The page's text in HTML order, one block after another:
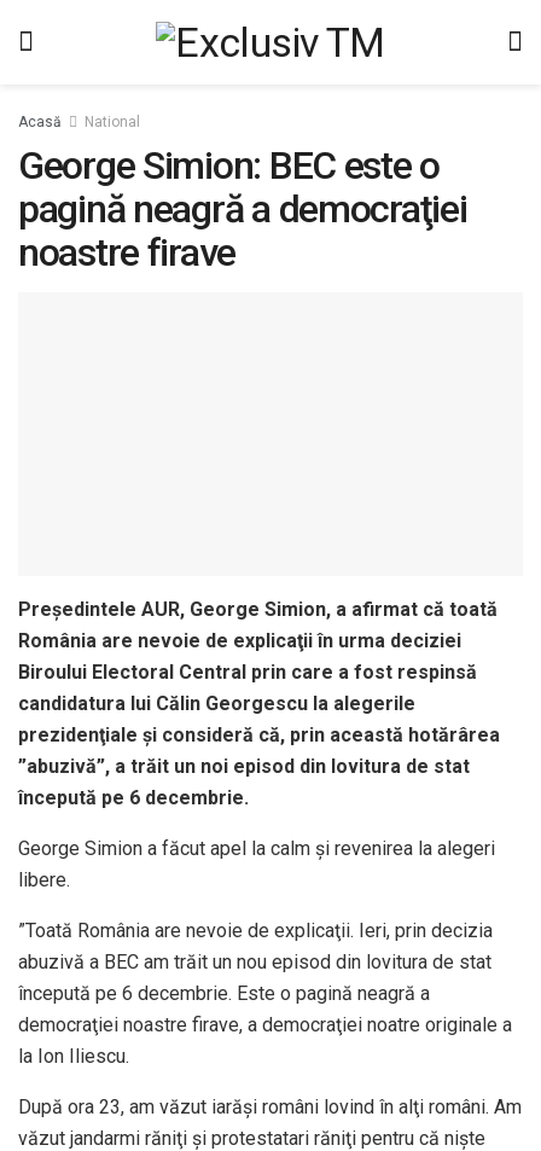
Acasă National
George Simion: BEC este o
pagină neagră a democraţiei
noastre firave
Preşedintele AUR, George Simion, a afirmat că toată
România are nevoie de explicaţii în urma deciziei
Biroului Electoral Central prin care a fost respinsă
candidatura lui Călin Georgescu la alegerile
prezidenţiale şi consideră că, prin această hotărârea
”abuzivă”, a trăit un noi episod din lovitura de stat
începută pe 6 decembrie.
George Simion a făcut apel la calm şi revenirea la alegeri
libere.
”Toată România are nevoie de explicaţii. Ieri, prin decizia
abuzivă a BEC am trăit un nou episod din lovitura de stat
începută pe 6 decembrie. Este o pagină neagră a
democraţiei noastre firave, a democraţiei noatre originale a
la Ion Iliescu.
După ora 23, am văzut iarăşi români lovind în alţi români. Am
văzut jandarmi răniţi şi protestatari răniţi pentru că nişte